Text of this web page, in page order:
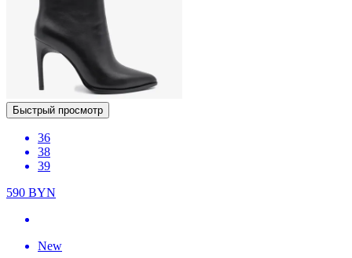
Быстрый просмотр
36
38
39
590 BYN
New